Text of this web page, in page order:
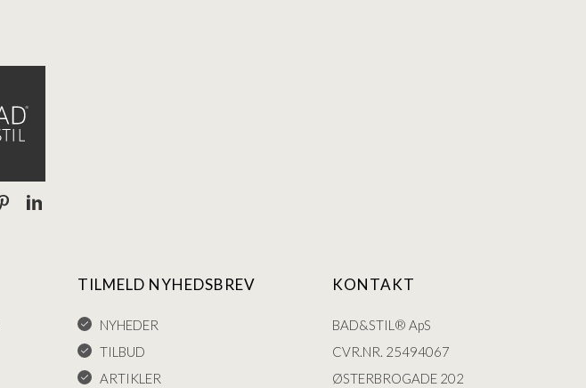
TILMELD NYHEDSBREV
NYHEDER
TILBUD
ARTIKLER
KONTAKT
BAD&STIL® ApS
CVR.NR. 25494067
ØSTERBROGADE 202